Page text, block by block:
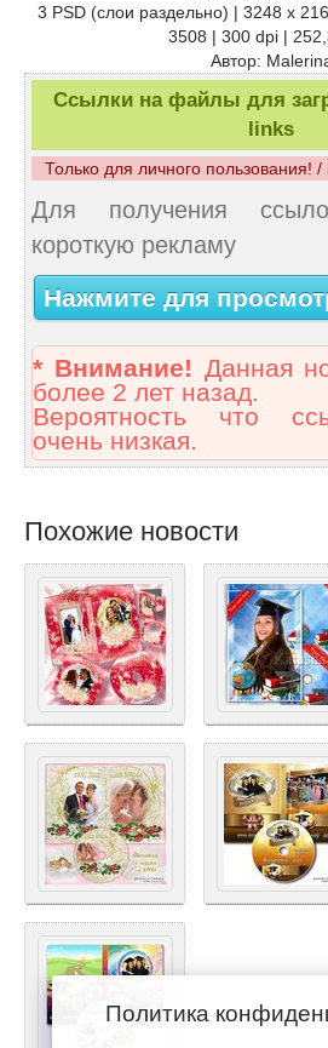
3 PSD (слои раздельно) | 3248 x
3508 | 300 dpi |
Автор:
Ссылки на файлы для
links
Только для личного пользования!
Для получения
короткую рекламу
Нажмите для
* Внимание! Данная
более 2 лет назад.
Вероятность что
очень низкая.
Похожие новости
Политика